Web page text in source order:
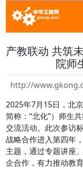
产教联动 共筑
院师
http://
2025年7月15日，北
简称：“北化”）师生
交流活动。此次参访
战略合作进入第四年
主题，通过专题讲座
企合作，有力推动教